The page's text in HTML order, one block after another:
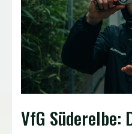
VfG Süderelbe: